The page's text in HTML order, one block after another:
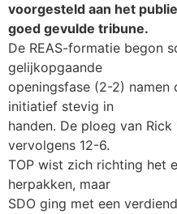
voorgesteld aan het
goed gevulde tribune.
De REAS-formatie begon
gelijkopgaande
openingsfase (2-2) namen
initiatief stevig in
handen. De ploeg van
vervolgens 12-6.
TOP wist zich richting het
herpakken, maar
SDO ging met een